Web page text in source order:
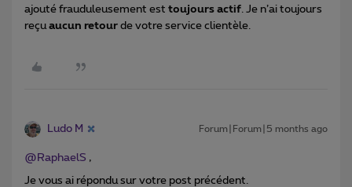
ajouté frauduleusement est toujours actif . Je n’ai toujours
reçu aucun retour de votre service clientèle.
Ludo M Forum|Forum|5 months ago
@RaphaelS ,
Je vous ai répondu sur votre post précédent.